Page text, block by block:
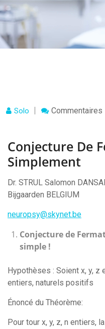
Solo Commentaires
Conjecture De
Simplement
Dr. STRUL Salomon
Bijgaarden BELGIUM
neuropsy@skynet.be
Conjecture de
simple !
Hypothèses : Soient x, y, z
entiers, naturels positifs
Énoncé du Théorème:
Pour tour x, y, z, n entiers,